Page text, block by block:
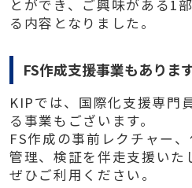
とができ、ご興味がある1
る内容となりました。
FS作成支援事業もありま
KIPでは、国際化支援専門
る事業もございます。
FS作成の事前レクチャー
管理、検証を伴走支援いた
ぜひご利用ください。